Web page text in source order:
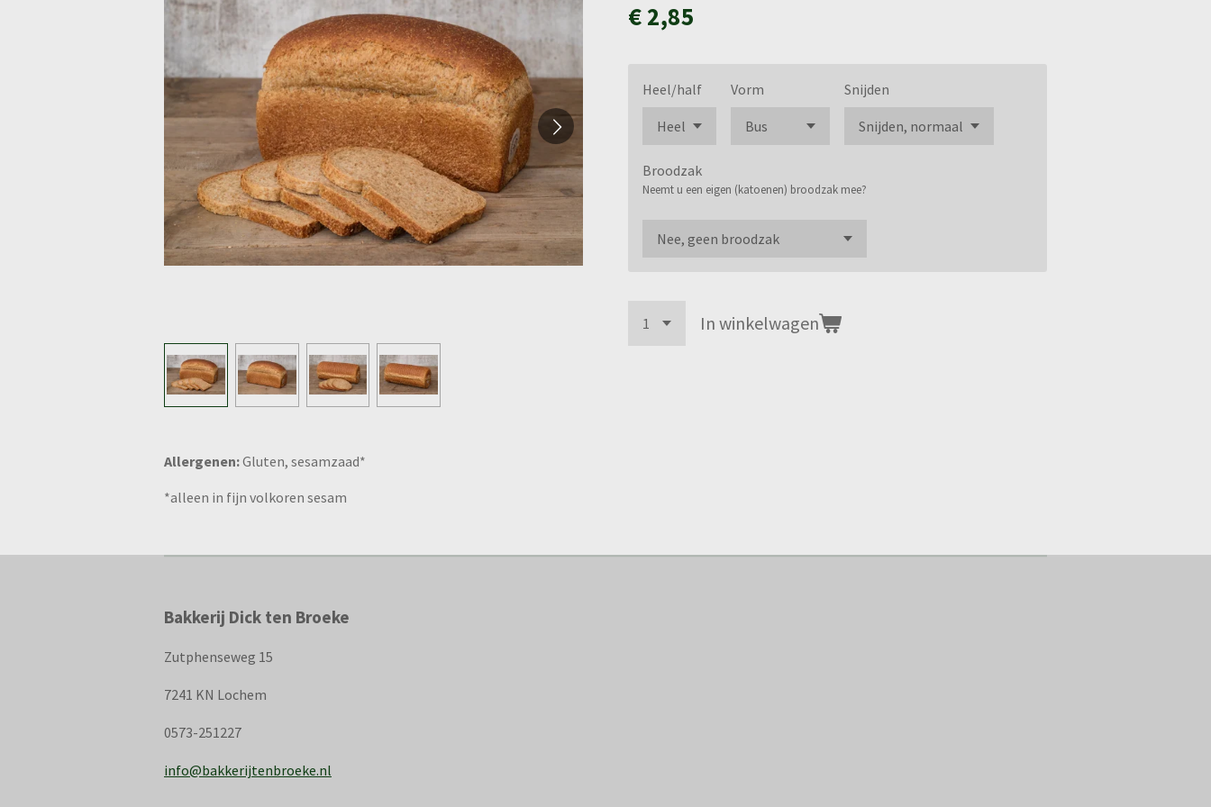
€ 2,85
Heel/half Vorm Snijden
Broodzak
Neemt u een eigen (katoenen) broodzak mee?
In winkelwagen
Allergenen:Gluten, sesamzaad*
*alleen in fijn volkoren sesam
Bakkerij Dick ten Broeke
Zutphenseweg 15
7241 KN Lochem
0573-251227
info@bakkerijtenbroeke.nl